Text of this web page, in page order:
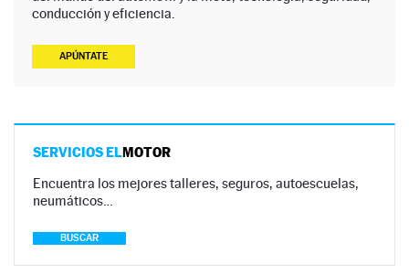
conducción y eficiencia.
APÚNTATE
SERVICIOS ELMOTOR
Encuentra los mejores talleres, seguros, autoescuelas,
neumáticos…
BUSCAR